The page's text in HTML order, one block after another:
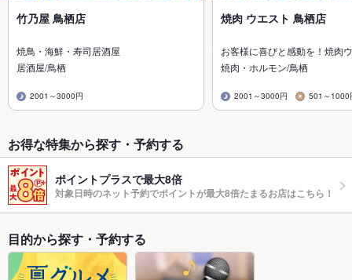
竹乃屋 鳥栖店
焼鳥・海鮮・寿司居酒屋
居酒屋/鳥栖
2001～3000円
焼肉 ウエスト 鳥栖店
お客様に喜びと感動を！焼肉
焼肉・ホルモン/鳥栖
2001～3000円 501～1000
お得な特集から探す・予約する
ポイントプラスで最大8倍
対象日時のネット予約でポイントが最大8倍たまるお店はこちら！
目的から探す・予約する